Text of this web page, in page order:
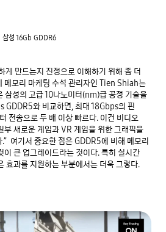
삼성 16Gb GDDR6
게 만드는지 진정으로 이해하기 위해 좀 더
메모리 마케팅 수석 관리자인 Tien Shiah는
삼성의 고급 10나노미터(nm)급 공정 기술을
GDDR5와 비교하면, 최대 18Gbps의 핀
전송으로 두 배 이상 빠르다. 이건 비디오
부 새로운 게임과 VR 게임을 위한 그래픽을
여기서 중요한 점은 GDDR5에 비해 메모리
이 큰 업그레이드라는 것이다. 특히 실시간
효과를 지원하는 부분에서는 더욱 그렇다.